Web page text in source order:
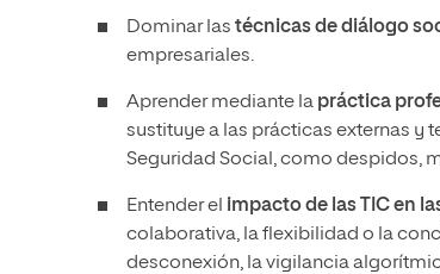
Dominar las técnicas de diálogo
empresariales.
Aprender mediante la práctica
sustituye a las prácticas externas y
Seguridad Social, como despidos,
Entender el impacto de las TIC en
colaborativa, la flexibilidad o la
desconexión, la vigilancia